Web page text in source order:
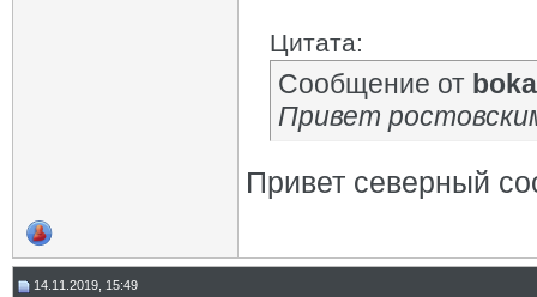
Цитата:
Сообщение от
Привет
Привет северный
14.11.2019, 15:49